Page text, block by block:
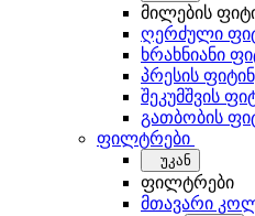
მილების
ღერძული
ხრახნიანი
პრესის
შეკუმშვის
გათბობის
ფილტრები
უკან
ფილტრები
მთავარი